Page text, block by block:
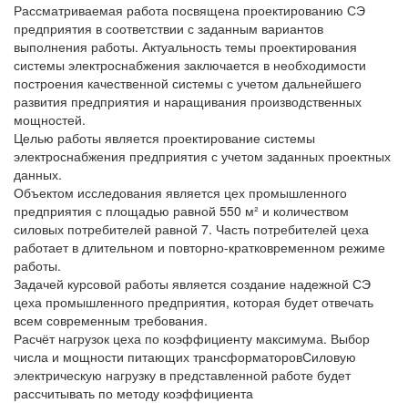
Рассматриваемая работа посвящена проектированию СЭ
предприятия в соответствии с заданным вариантов
выполнения работы. Актуальность темы проектирования
системы электроснабжения заключается в необходимости
построения качественной системы с учетом дальнейшего
развития предприятия и наращивания производственных
мощностей.
Целью работы является проектирование системы
электроснабжения предприятия с учетом заданных проектных
данных.
Объектом исследования является цех промышленного
предприятия с площадью равной 550 м² и количеством
силовых потребителей равной 7. Часть потребителей цеха
работает в длительном и повторно-кратковременном режиме
работы.
Задачей курсовой работы является создание надежной СЭ
цеха промышленного предприятия, которая будет отвечать
всем современным требования.
Расчёт нагрузок цеха по коэффициенту максимума. Выбор
числа и мощности питающих трансформаторовСиловую
электрическую нагрузку в представленной работе будет
рассчитывать по методу коэффициента